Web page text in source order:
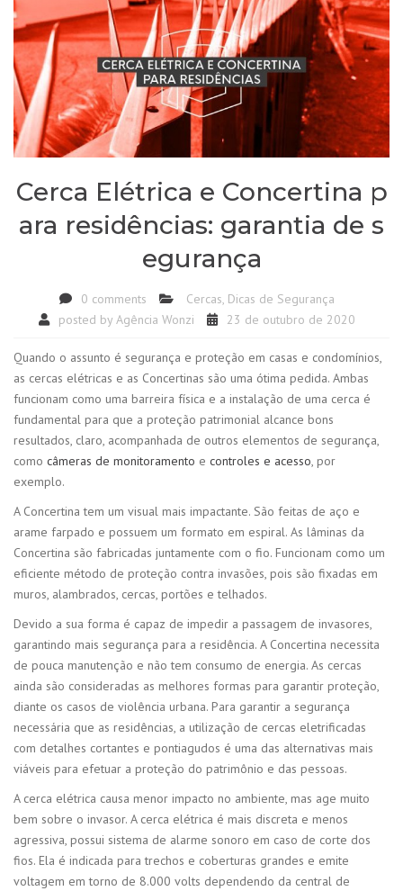
Cerca Elétrica e Concertina p
ara residências: garantia de s
egurança
0 comments Cercas Dicas de Segurança
posted by Agência Wonzi 23 de outubro de 2020
Quando o assunto é segurança e proteção em casas e condomínios,
as cercas elétricas e as Concertinas são uma ótima pedida. Ambas
funcionam como uma barreira física e a instalação de uma cerca é
fundamental para que a proteção patrimonial alcance bons
resultados, claro, acompanhada de outros elementos de segurança,
como câmeras de monitoramento e controles e acesso, por
exemplo.
A Concertina tem um visual mais impactante. São feitas de aço e
arame farpado e possuem um formato em espiral. As lâminas da
Concertina são fabricadas juntamente com o fio. Funcionam como um
eficiente método de proteção contra invasões, pois são fixadas em
muros, alambrados, cercas, portões e telhados.
Devido a sua forma é capaz de impedir a passagem de invasores,
garantindo mais segurança para a residência. A Concertina necessita
de pouca manutenção e não tem consumo de energia. As cercas
ainda são consideradas as melhores formas para garantir proteção,
diante os casos de violência urbana. Para garantir a segurança
necessária que as residências, a utilização de cercas eletrificadas
com detalhes cortantes e pontiagudos é uma das alternativas mais
viáveis para efetuar a proteção do patrimônio e das pessoas.
A cerca elétrica causa menor impacto no ambiente, mas age muito
bem sobre o invasor. A cerca elétrica é mais discreta e menos
agressiva, possui sistema de alarme sonoro em caso de corte dos
fios. Ela é indicada para trechos e coberturas grandes e emite
voltagem em torno de 8.000 volts dependendo da central de